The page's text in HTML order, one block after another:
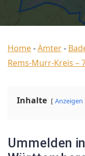
Home-Ämter-
Rems-Murr-Kreis –
Inhalte Anzeigen
Ummelden